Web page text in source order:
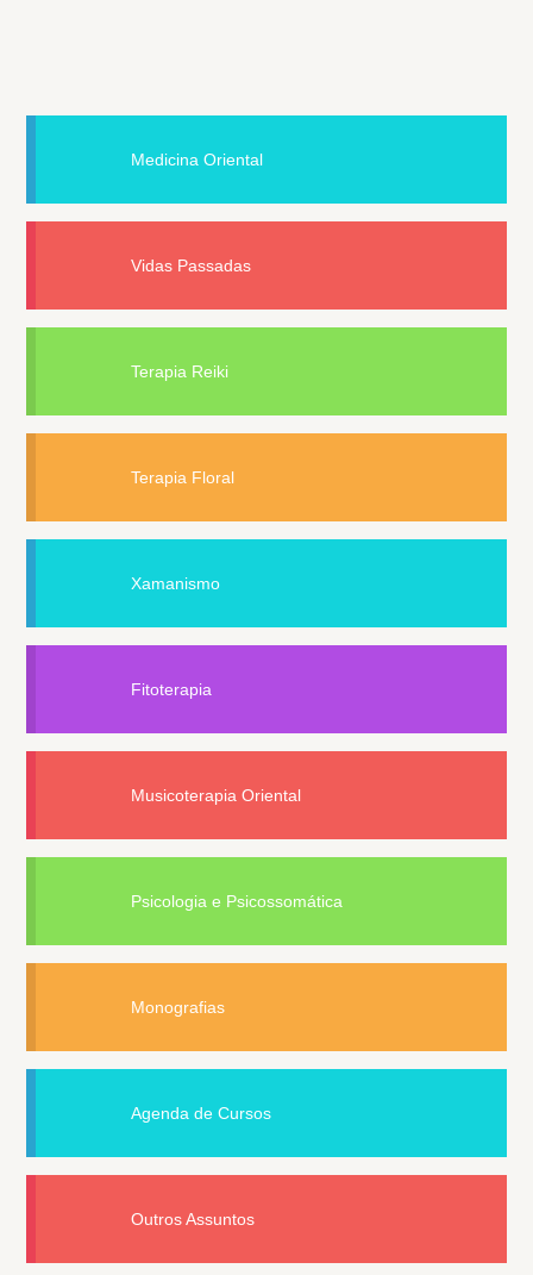
Medicina Oriental
Vidas Passadas
Terapia Reiki
Terapia Floral
Xamanismo
Fitoterapia
Musicoterapia Oriental
Psicologia e Psicossomática
Monografias
Agenda de Cursos
Outros Assuntos